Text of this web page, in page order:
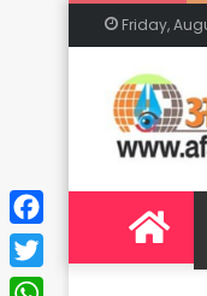
Friday,
Facebook
Twitter